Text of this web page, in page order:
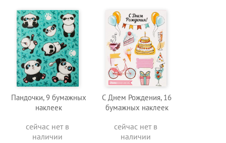
Пандочки, 9 бумажных
наклеек
сейчас нет в
наличии
С Днем Рождения, 16
бумажных наклеек
сейчас нет в
наличии